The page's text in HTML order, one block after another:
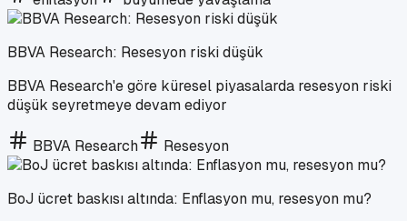
BBVA Research: Resesyon riski düşük
BBVA Research'e göre küresel piyasalarda resesyon riski
düşük seyretmeye devam ediyor
BBVA Research Resesyon
BoJ ücret baskısı altında: Enflasyon mu, resesyon mu?